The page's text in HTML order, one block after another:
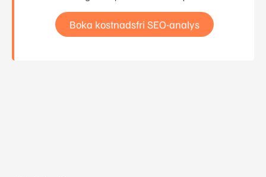
Boka kostnadsfri SEO-analys